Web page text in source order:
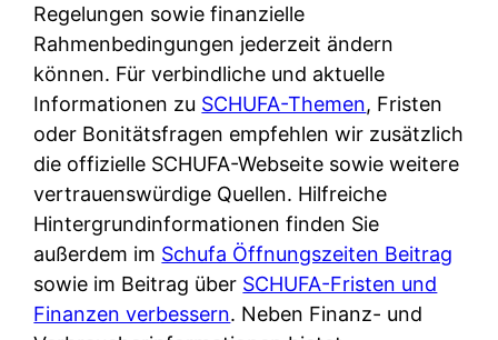
e
n
M
I
R
?
u
w
i
t
e
i
v
a
t
e
n
K
ü
c
h
e
Regelungen sowie finanzielle
Rahmenbedingungen jederzeit ändern
können. Für verbindliche und aktuelle
Informationen zu SCHUFA-Themen, Fristen
oder Bonitätsfragen empfehlen wir zusätzlich
die offizielle SCHUFA-Webseite sowie weitere
vertrauenswürdige Quellen. Hilfreiche
Hintergrundinformationen finden Sie
außerdem im Schufa Öffnungszeiten Beitrag
sowie im Beitrag über SCHUFA-Fristen und
Finanzen verbessern. Neben Finanz- und